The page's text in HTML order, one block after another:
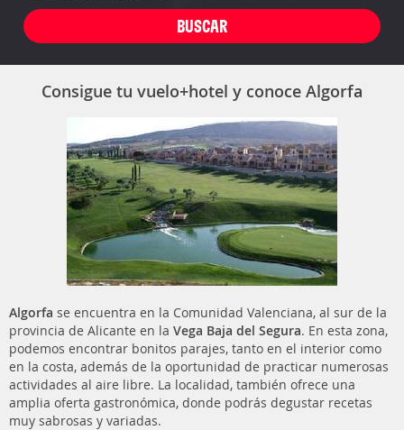
Consigue tu vuelo+hotel y conoce Algorfa
Algorfa se encuentra en la Comunidad Valenciana, al sur de la
provincia de Alicante en la Vega Baja del Segura. En esta zona,
podemos encontrar bonitos parajes, tanto en el interior como
en la costa, además de la oportunidad de practicar numerosas
actividades al aire libre. La localidad, también ofrece una
amplia oferta gastronómica, donde podrás degustar recetas
muy sabrosas y variadas.